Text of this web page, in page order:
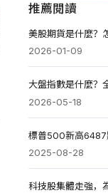
推薦閱讀
2026-01-09
2026-05-18
2025-08-28